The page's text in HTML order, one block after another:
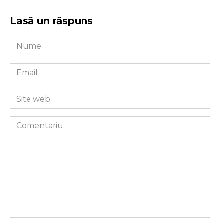
Lasă un răspuns
Nume
*
Email
*
Site
web
Comentariu